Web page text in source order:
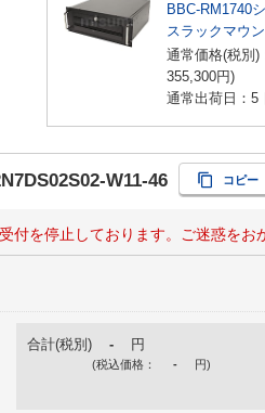
BBC-RM1740
スラックマウ
通常価格(税別)
355,300円)
通常出荷日：5
W11-46 コピー
付を停止しております。ご迷惑をお
合計(税別) - 円
(税込価格： - 円)